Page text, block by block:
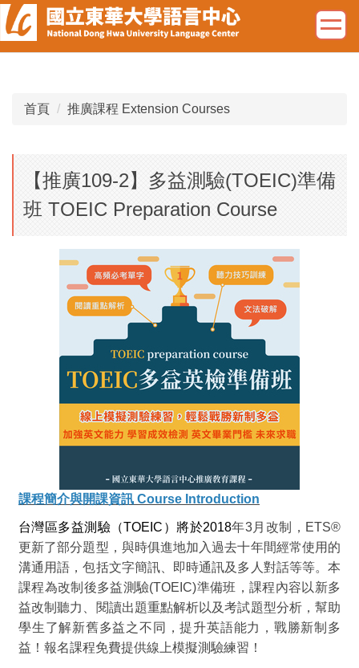
跳
到
主
首頁 推廣課程 Extension Courses
【推廣109-2】多益測驗(TOEIC)準備
班 TOEIC Preparation Course
課程簡介與開課資訊 Course Introduction
台灣區多益測驗（TOEIC）將於2018年3月改制，ETS®
更新了部分題型，與時俱進地加入過去十年間經常使用的
溝通用語，包括文字簡訊、即時通訊及多人對話等等。本
課程為改制後多益測驗(TOEIC)準備班，課程內容以新多
益改制聽力、閱讀出題重點解析以及考試題型分析，幫助
學生了解新舊多益之不同，提升英語能力，戰勝新制多
益！報名課程免費提供線上模擬測驗練習！